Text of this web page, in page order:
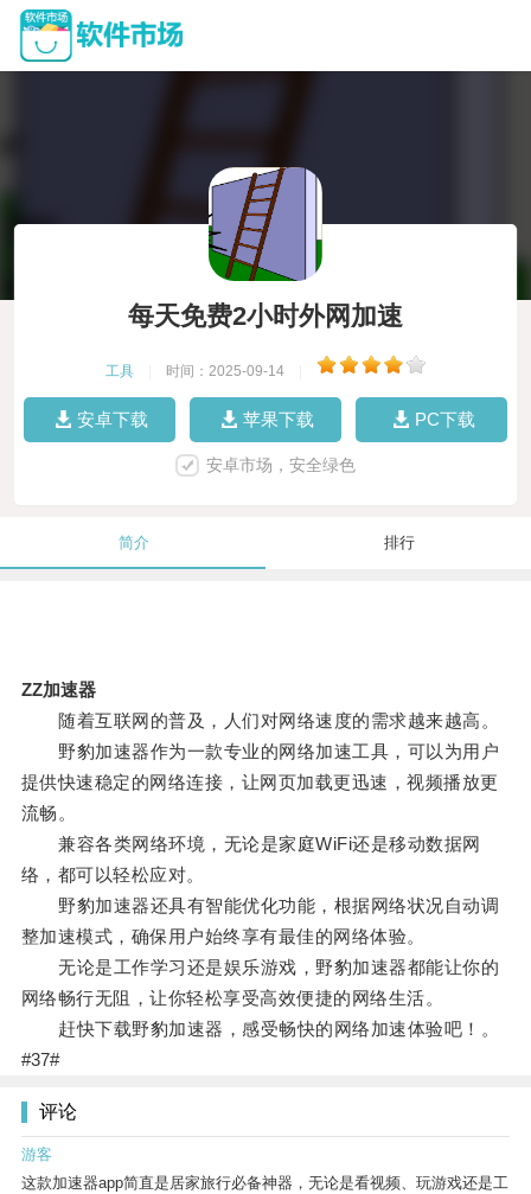
每天免费2小时外网加速
工具 时间：2025-09-14
安卓下载 苹果下载 PC下载
安卓市场，安全绿色
简介 排行
ZZ加速器
随着互联网的普及，人们对网络速度的需求越来越高。
野豹加速器作为一款专业的网络加速工具，可以为用户
提供快速稳定的网络连接，让网页加载更迅速，视频播放更
流畅。
兼容各类网络环境，无论是家庭WiFi还是移动数据网
络，都可以轻松应对。
野豹加速器还具有智能优化功能，根据网络状况自动调
整加速模式，确保用户始终享有最佳的网络体验。
无论是工作学习还是娱乐游戏，野豹加速器都能让你的
网络畅行无阻，让你轻松享受高效便捷的网络生活。
赶快下载野豹加速器，感受畅快的网络加速体验吧！。
#37#
评论
游客
这款加速器app简直是居家旅行必备神器，无论是看视频、玩游戏还是工